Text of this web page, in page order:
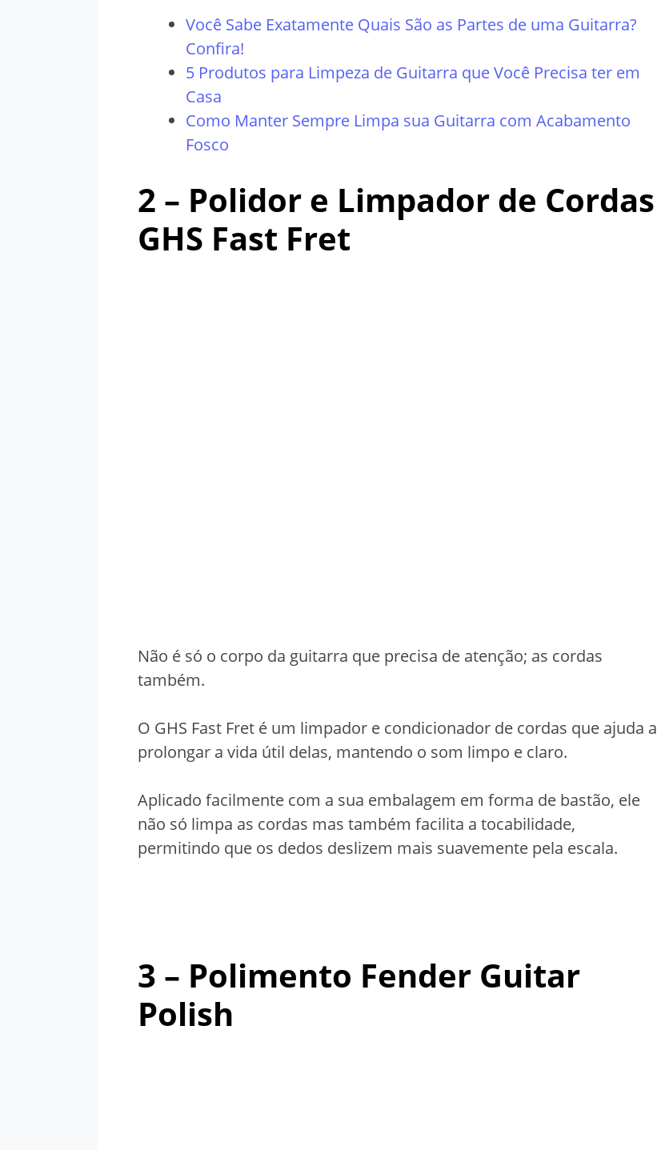
Você Sabe Exatamente Quais São as Partes de uma Guitarra?
Confira!
5 Produtos para Limpeza de Guitarra que Você Precisa ter em
Casa
Como Manter Sempre Limpa sua Guitarra com Acabamento
Fosco
2 – Polidor e Limpador de Cordas
GHS Fast Fret
Não é só o corpo da guitarra que precisa de atenção; as cordas
também.
O GHS Fast Fret é um limpador e condicionador de cordas que ajuda a
prolongar a vida útil delas, mantendo o som limpo e claro.
Aplicado facilmente com a sua embalagem em forma de bastão, ele
não só limpa as cordas mas também facilita a tocabilidade,
permitindo que os dedos deslizem mais suavemente pela escala.
3 – Polimento Fender Guitar
Polish